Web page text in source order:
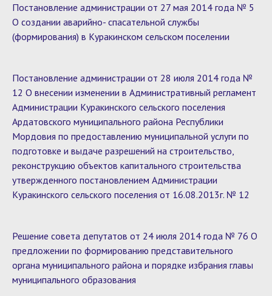
Постановление администрации от 27 мая 2014 года № 5
О создании аварийно- спасательной службы
(формирования) в Куракинском сельском поселении
Постановление администрации от 28 июля 2014 года №
12 О внесении изменении в Административный регламент
Администрации Куракинского сельского поселения
Ардатовского муниципального района Республики
Мордовия по предоставлению муниципальной услуги по
подготовке и выдаче разрешений на строительство,
реконструкцию объектов капитального строительства
утвержденного постановлением Администрации
Куракинского сельского поселения от 16.08.2013г. № 12
Решение совета депутатов от 24 июля 2014 года № 76 О
предложении по формированию представительного
органа муниципального района и порядке избрания главы
муниципального образования